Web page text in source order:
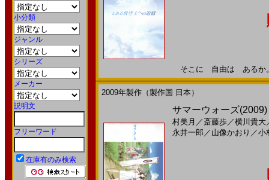
小分類
ジャンル
シリーズ
メーカー
説明文
フリーワード
在庫有のみ検索
そこに 自由は あるか
2009年製作（製作国 日本）
サマーウォーズ
村美月 ／ 斎藤歩／横川貴大
永井一郎 ／ 山像かおり ／小